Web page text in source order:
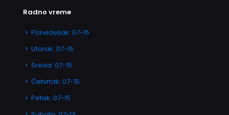
Radno vreme
Ponedeljak: 07-15
Utorak: 07-15
Sreda: 07-15
Četvrtak: 07-15
Petak: 07-15